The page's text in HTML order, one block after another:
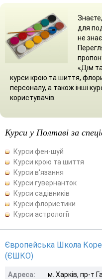
для
не
«Дім
курси крою та шиття,
персоналу, а також інші
користувачів.
Курси у Полтаві за
Курси фен-шуй
Курси крою та шиття
Курси в'язання
Курси гувернанток
Курси садівників
Курси флористики
Курси астрології
Європейська Школа
(ЄШКО)
Адреса:
м. Харків, пр-т